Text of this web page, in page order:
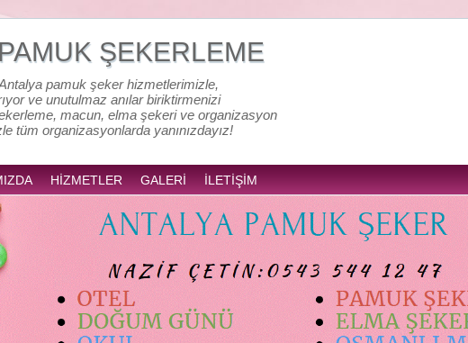
ŞEKERLEME
pamuk şeker hizmetlerimizle,
ve unutulmaz anılar biriktirmenizi
macun, elma şekeri ve organizasyon
tüm organizasyonlarda yanınızdayız!
HİZMETLER GALERİ İLETİŞİM